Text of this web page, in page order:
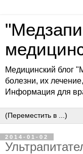
Медицинский блог
болезни, их
Информация для
2014-01-02